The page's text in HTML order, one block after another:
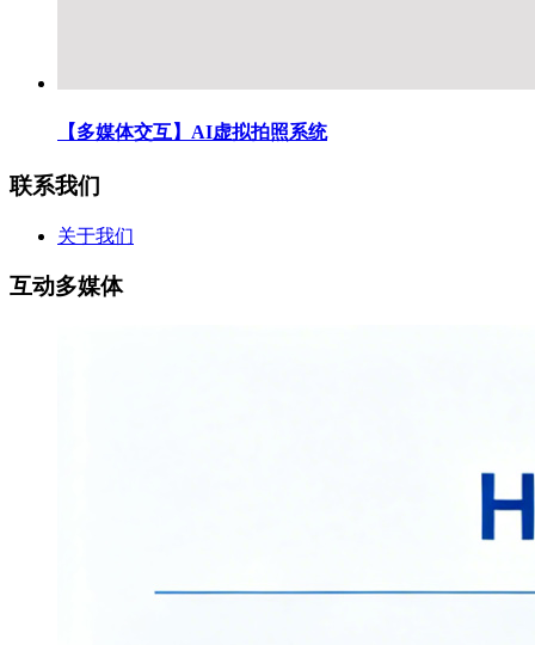
【多媒体交互】AI虚拟拍照系统
联系我们
关于我们
互动多媒体